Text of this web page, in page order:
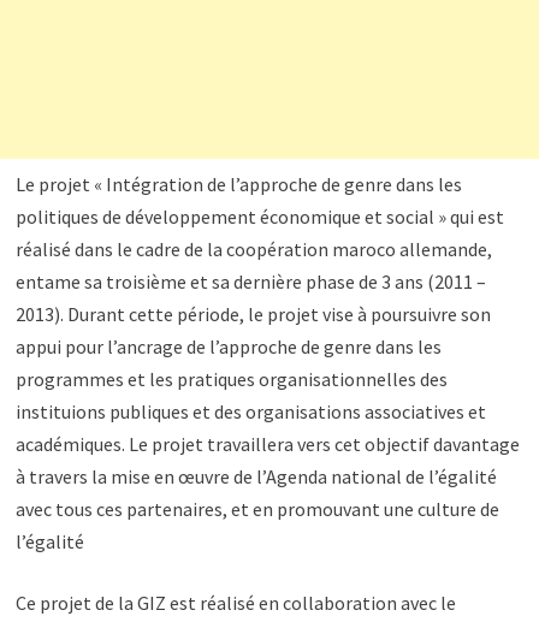
Le projet « Intégration de l’approche de genre dans les
politiques de développement économique et social » qui est
réalisé dans le cadre de la coopération maroco allemande,
entame sa troisième et sa dernière phase de 3 ans (2011 –
2013). Durant cette période, le projet vise à poursuivre son
appui pour l’ancrage de l’approche de genre dans les
programmes et les pratiques organisationnelles des
instituions publiques et des organisations associatives et
académiques. Le projet travaillera vers cet objectif davantage
à travers la mise en œuvre de l’Agenda national de l’égalité
avec tous ces partenaires, et en promouvant une culture de
l’égalité
Ce projet de la GIZ est réalisé en collaboration avec le